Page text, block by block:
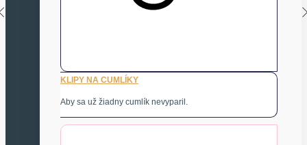
KLIPY NA CUMLÍKY
Aby sa už žiadny cumlík nevyparil.